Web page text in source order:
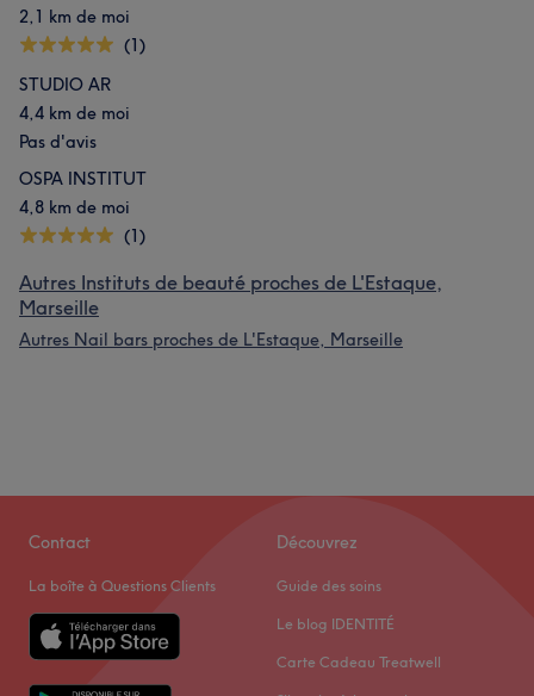
2,1 km de moi
(1)
STUDIO AR
4,4 km de moi
Pas d'avis
OSPA INSTITUT
4,8 km de moi
(1)
Autres Instituts de beauté proches de L'Estaque,
Marseille
Autres Nail bars proches de L'Estaque, Marseille
Contact
La boîte à Questions Clients
Découvrez
Guide des soins
Le blog IDENTITÉ
Carte Cadeau Treatwell